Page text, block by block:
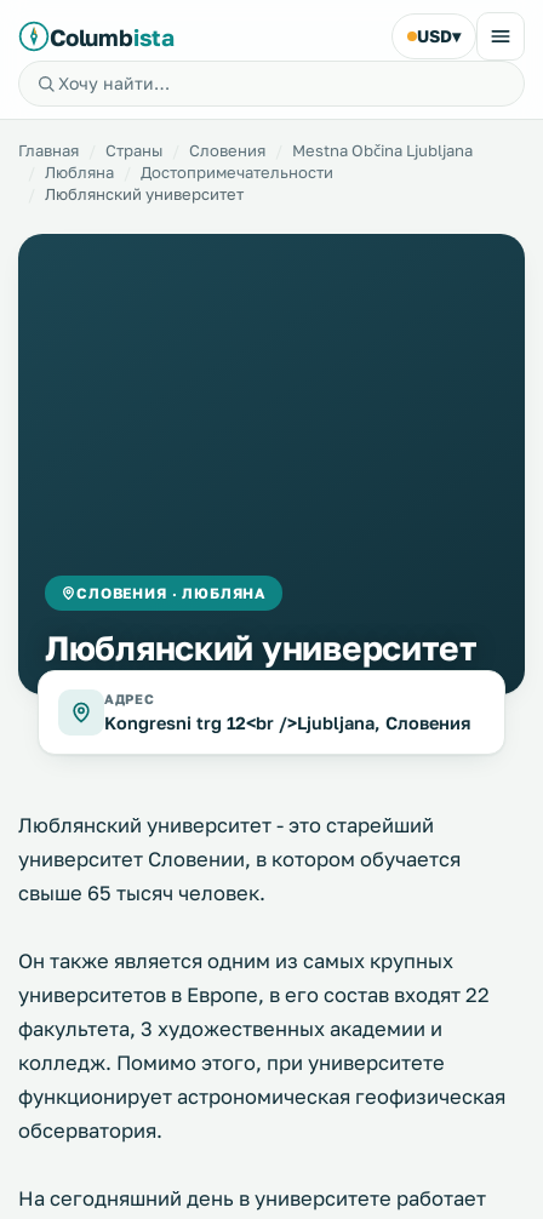
Columbista USD▾
Главная Страны Словения
Mestna Občina Ljubljana
Любляна
Достопримечательности
Люблянский университет
СЛОВЕНИЯ · ЛЮБЛЯНА
Люблянский университет
АДРЕС
Kongresni trg 12<br />Ljubljana, Словения
Люблянский университет - это старейший
университет Словении, в котором обучается
свыше 65 тысяч человек.
Он также является одним из самых крупных
университетов в Европе, в его состав входят 22
факультета, 3 художественных академии и
колледж. Помимо этого, при университете
функционирует астрономическая геофизическая
обсерватория.
На сегодняшний день в университете работает